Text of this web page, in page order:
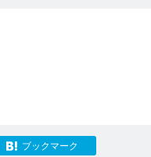
ブックマーク